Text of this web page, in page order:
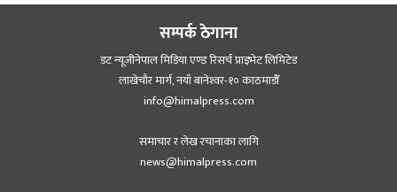
सम्पर्क ठेगाना
डट न्यूजीनेपाल मिडिया एण्ड रिसर्च प्राइभेट लिमिटेड
लाखेचौर मार्ग, नयाँ बानेश्‍वर-१० काठमाडौँ
info@himalpress.com
समाचार र लेख रचानाका लागि
news@himalpress.com